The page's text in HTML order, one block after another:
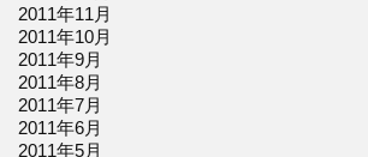
2011年11月
2011年10月
2011年9月
2011年8月
2011年7月
2011年6月
2011年5月